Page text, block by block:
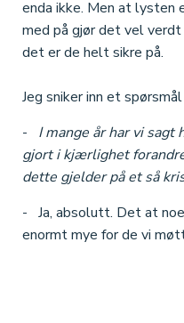
enda ikke. Men at
med på gjør det vel
det er de helt sikre på.
Jeg sniker inn et
- I mange år har vi sagt
gjort i kjærlighet
dette gjelder på et så
- Ja, absolutt. Det at
enormt mye for de vi